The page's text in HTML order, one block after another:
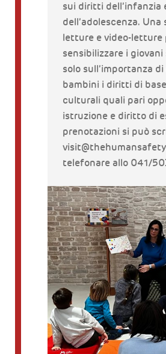
sui diritti dell’infanzia
dell’adolescenza. Una
letture e video-letture
sensibilizzare i
solo sull’importanza
bambini i diritti di
culturali quali pari
istruzione e diritto di
prenotazioni si può
telefonare allo 041/